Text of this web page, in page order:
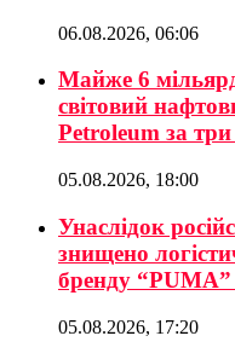
06.08.2026, 06:06
Майже 6
світовий
Petroleum за
05.08.2026, 18:00
Унаслідок
знищено
бренду “PUMA”
05.08.2026, 17:20